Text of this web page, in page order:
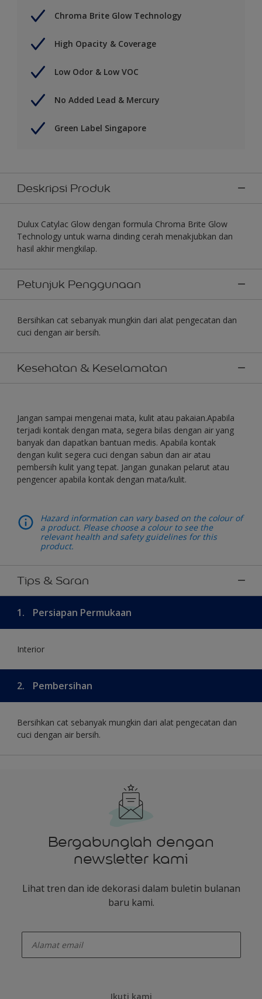
Chroma Brite Glow Technology
High Opacity & Coverage
Low Odor & Low VOC
No Added Lead & Mercury
Green Label Singapore
Deskripsi Produk
Dulux Catylac Glow dengan formula Chroma Brite Glow
Technology untuk warna dinding cerah menakjubkan dan
hasil akhir mengkilap.
Petunjuk Penggunaan
Bersihkan cat sebanyak mungkin dari alat pengecatan dan
cuci dengan air bersih.
Kesehatan & Keselamatan
Jangan sampai mengenai mata, kulit atau pakaian.Apabila
terjadi kontak dengan mata, segera bilas dengan air yang
banyak dan dapatkan bantuan medis. Apabila kontak
dengan kulit segera cuci dengan sabun dan air atau
pembersih kulit yang tepat. Jangan gunakan pelarut atau
pengencer apabila kontak dengan mata/kulit.
Hazard information can vary based on the colour of
a product. Please choose a colour to see the
relevant health and safety guidelines for this
product.
Tips & Saran
1. Persiapan Permukaan
Interior
2. Pembersihan
Bersihkan cat sebanyak mungkin dari alat pengecatan dan
cuci dengan air bersih.
Bergabunglah dengan
newsletter kami
Lihat tren dan ide dekorasi dalam buletin bulanan
baru kami.
Ikuti kami